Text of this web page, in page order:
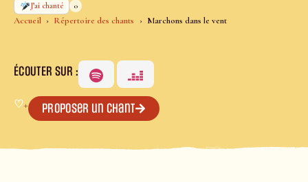
Accueil Répertoire des chants Marchons dans le vent
J’ai chanté
0
ÉCOUTER SUR :
♡+ Proposer un chant